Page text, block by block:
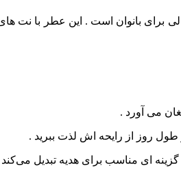
بانوان است . این عطر با نت‌
می‌ آورد .
روز از رایحه‌ اش لذت ببرید .
ای مناسب برای هدیه تبدیل می‌کند